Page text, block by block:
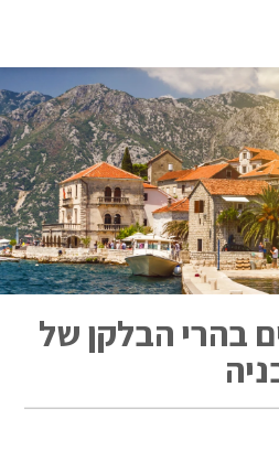
בהרי הבלקן של